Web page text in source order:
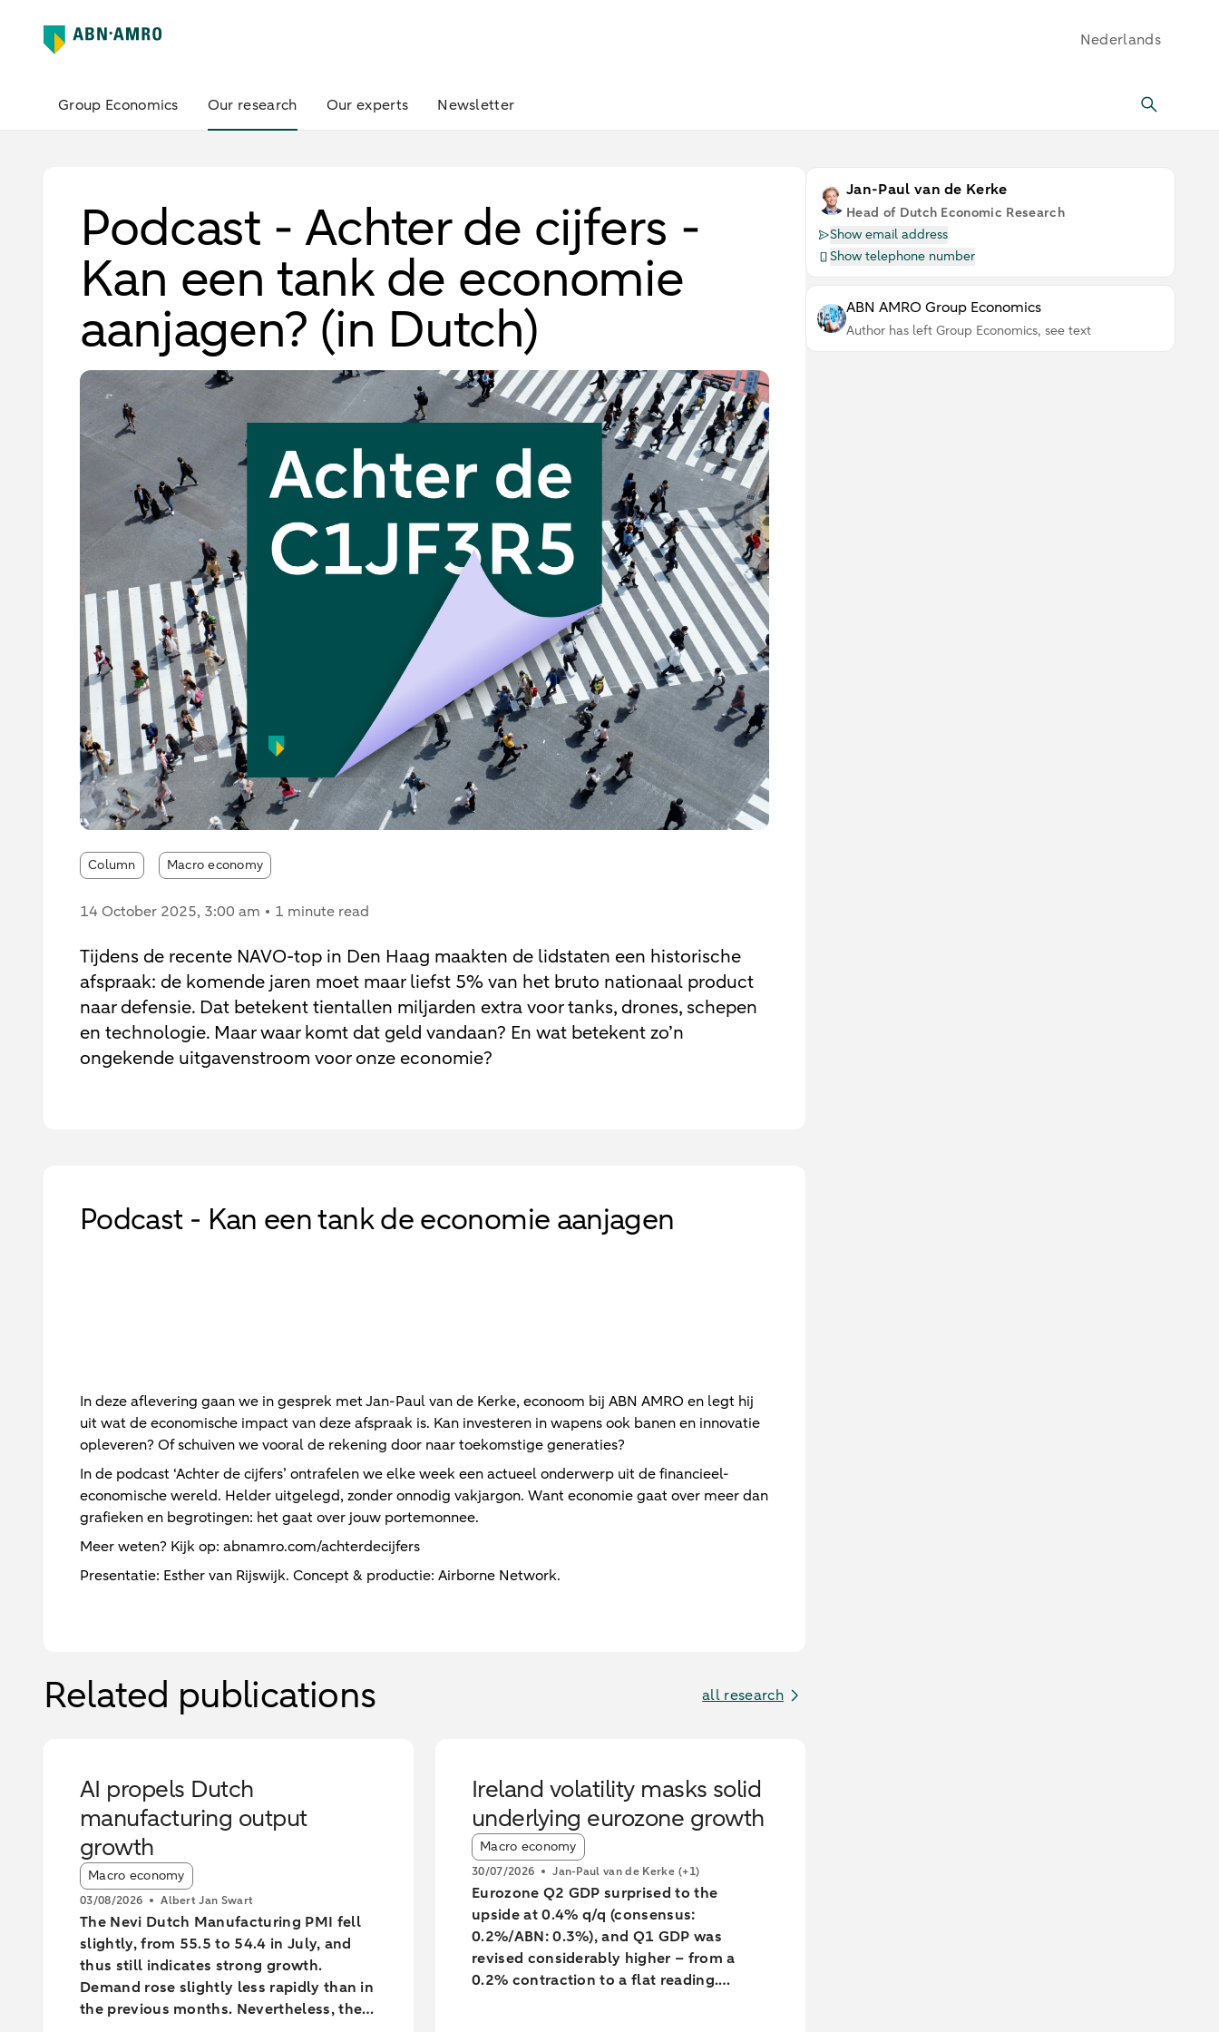
Nederlands
Group Economics Our research Our experts Newsletter
Podcast - Achter de cijfers -
Kan een tank de economie
aanjagen? (in Dutch)
Column Macro economy
14 October 2025, 3:00 am 1 minute read
Tijdens de recente NAVO-top in Den Haag maakten de lidstaten een historische
afspraak: de komende jaren moet maar liefst 5% van het bruto nationaal product
naar defensie. Dat betekent tientallen miljarden extra voor tanks, drones, schepen
en technologie. Maar waar komt dat geld vandaan? En wat betekent zo’n
ongekende uitgavenstroom voor onze economie?
Podcast - Kan een tank de economie aanjagen
In deze aflevering gaan we in gesprek met Jan-Paul van de Kerke, econoom bij ABN AMRO en legt hij
uit wat de economische impact van deze afspraak is. Kan investeren in wapens ook banen en innovatie
opleveren? Of schuiven we vooral de rekening door naar toekomstige generaties?
In de podcast ‘Achter de cijfers’ ontrafelen we elke week een actueel onderwerp uit de financieel-
economische wereld. Helder uitgelegd, zonder onnodig vakjargon. Want economie gaat over meer dan
grafieken en begrotingen: het gaat over jouw portemonnee.
Meer weten? Kijk op: abnamro.com/achterdecijfers
Presentatie: Esther van Rijswijk. Concept & productie: Airborne Network.
Related publications all research
AI propels Dutch
manufacturing output
growth
Article tags:
Macro economy
03/08/2026 Albert Jan Swart
The Nevi Dutch Manufacturing PMI fell
slightly, from 55.5 to 54.4 in July, and
thus still indicates strong growth.
Demand rose slightly less rapidly than in
the previous months. Nevertheless, the
Ireland volatility masks solid
underlying eurozone growth
Article tags:
Macro economy
30/07/2026 Jan-Paul van de Kerke (+1)
Eurozone Q2 GDP surprised to the
upside at 0.4% q/q (consensus:
0.2%/ABN: 0.3%), and Q1 GDP was
revised considerably higher – from a
0.2% contraction to a flat reading.
Jan-Paul van de Kerke
Head of Dutch Economic Research
Show email address
Show telephone number
ABN AMRO Group Economics
Author has left Group Economics, see text